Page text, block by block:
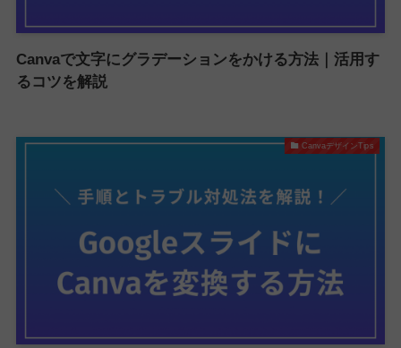
Canvaで文字にグラデーションをかける方法｜活用す
るコツを解説
CanvaデザインTips